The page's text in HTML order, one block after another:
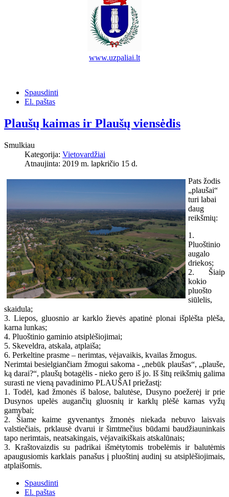
www.uzpaliai.lt
Spausdinti
El. paštas
Plaušų kaimas ir Plaušų viensėdis
Smulkiau
Kategorija: Vietovardžiai
Atnaujinta: 2019 m. lapkričio 15 d.
Pats žodis
„plaušai“
turi labai
daug
reikšmių:
1.
Pluoštinio
augalo
driekos;
2. Šiaip
kokio
pluošto
siūlelis,
skaidula;
3. Liepos, gluosnio ar karklo žievės apatinė plonai išplėšta plėša,
karna lunkas;
4. Pluoštinio gaminio atsiplėšiojimai;
5. Skeveldra, atskala, atplaiša;
6. Perkeltine prasme – nerimtas, vėjavaikis, kvailas žmogus.
Nerimtai besielgiančiam žmogui sakoma - „nebūk plaušas“, „plauše,
ką darai?“, plaušų botagėlis - nieko gero iš jo. Iš šitų reikšmių galima
surasti ne vieną pavadinimo PLAUŠAI priežastį:
1. Todėl, kad žmonės iš balose, balutėse, Dusyno poežerėj ir prie
Dusynos upelės augančių gluosnių ir karklų plėšė karnas vyžų
gamybai;
2. Šiame kaime gyvenantys žmonės niekada nebuvo laisvais
valstiečiais, prklausė dvarui ir šimtmečius būdami baudžiauninkais
tapo nerimtais, neatsakingais, vėjavaikiškais atskalūnais;
3. Kraštovaizdis su padrikai išmėtytomis trobelėmis ir balutėmis
apaugusiomis karklais panašus į pluoštinį audinį su atsiplėšiojimais,
atplaišomis.
Spausdinti
El. paštas